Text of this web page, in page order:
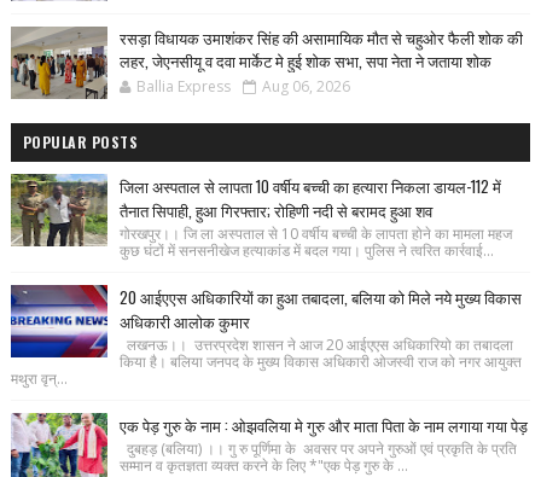
रसड़ा विधायक उमाशंकर सिंह की असामायिक मौत से चहुओर फैली शोक की
लहर, जेएनसीयू व दवा मार्केट मे हुई शोक सभा, सपा नेता ने जताया शोक
Ballia Express Aug 06, 2026
POPULAR POSTS
जिला अस्पताल से लापता 10 वर्षीय बच्ची का हत्यारा निकला डायल-112 में
तैनात सिपाही, हुआ गिरफ्तार; रोहिणी नदी से बरामद हुआ शव
गोरखपुर।। जि ला अस्पताल से 10 वर्षीय बच्ची के लापता होने का मामला महज
कुछ घंटों में सनसनीखेज हत्याकांड में बदल गया। पुलिस ने त्वरित कार्रवाई...
20 आईएएस अधिकारियों का हुआ तबादला, बलिया को मिले नये मुख्य विकास
अधिकारी आलोक कुमार
लखनऊ।। उत्तरप्रदेश शासन ने आज 20 आईएएस अधिकारियो का तबादला
किया है। बलिया जनपद के मुख्य विकास अधिकारी ओजस्वी राज को नगर आयुक्त
मथुरा वृन्...
एक पेड़ गुरु के नाम : ओझवलिया मे गुरु और माता पिता के नाम लगाया गया पेड़
दुबहड़ (बलिया) ।। गु रु पूर्णिमा के अवसर पर अपने गुरुओं एवं प्रकृति के प्रति
सम्मान व कृतज्ञता व्यक्त करने के लिए *"एक पेड़ गुरु के ...